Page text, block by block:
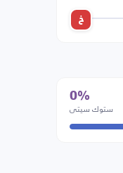
خ
0%
ستوك سيتي